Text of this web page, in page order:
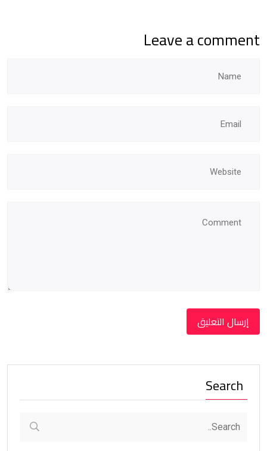
Leave a comment
Search